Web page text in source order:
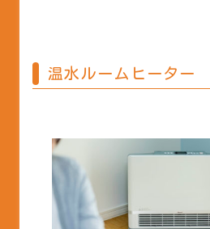
温水ルームヒーター